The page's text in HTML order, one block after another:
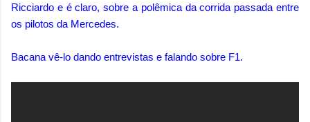
Ricciardo e é claro, sobre a polêmica da corrida passada entre
os pilotos da Mercedes.
Bacana vê-lo dando entrevistas e falando sobre F1.